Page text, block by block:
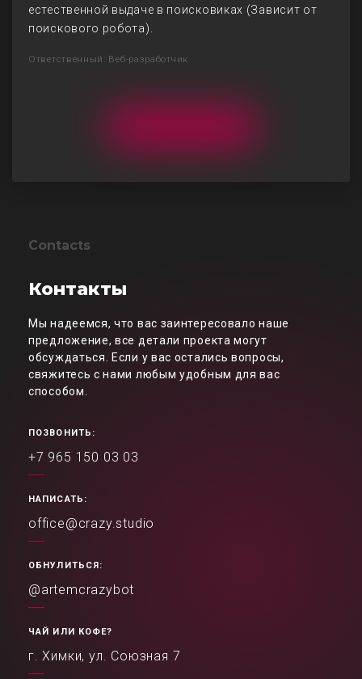
естественной выдаче в поисковиках (Зависит от
поискового робота).
Ответственный: Веб-разработчик
Contacts
Контакты
Мы надеемся, что вас заинтересовало наше
предложение, все детали проекта могут
обсуждаться. Если у вас остались вопросы,
свяжитесь с нами любым удобным для вас
способом.
ПОЗВОНИТЬ:
+7 965 150 03 03
НАПИСАТЬ:
office@crazy.studio
ОБНУЛИТЬСЯ:
@artemcrazybot
ЧАЙ ИЛИ КОФЕ?
г. Химки, ул. Союзная 7